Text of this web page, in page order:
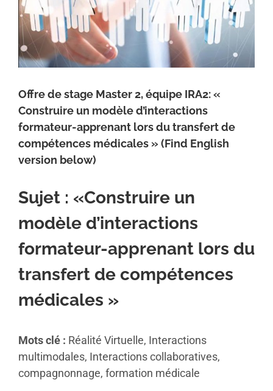
Offre de stage Master 2, équipe IRA2: «
Construire un modèle d’interactions
formateur-apprenant lors du transfert de
compétences médicales » (Find English
version below)
Sujet : «Construire un
modèle d’interactions
formateur-apprenant lors du
transfert de compétences
médicales »
Mots clé : Réalité Virtuelle, Interactions
multimodales, Interactions collaboratives,
compagnonnage, formation médicale